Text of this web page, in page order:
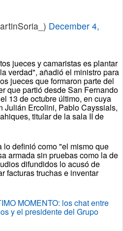
December 4,
jueces y camaristas es plantar
verdad", añadió el ministro para
jueces que formaron parte del
que partió desde San Fernando
13 de octubre último, en cuya
Julián Ercolini, Pablo Cayssials,
titular de la sala II de
definió como "el mismo que
armada sin pruebas como la de
difundidos lo acusó de
facturas truchas e inventar
MOMENTO: los chat entre
y el presidente del Grupo